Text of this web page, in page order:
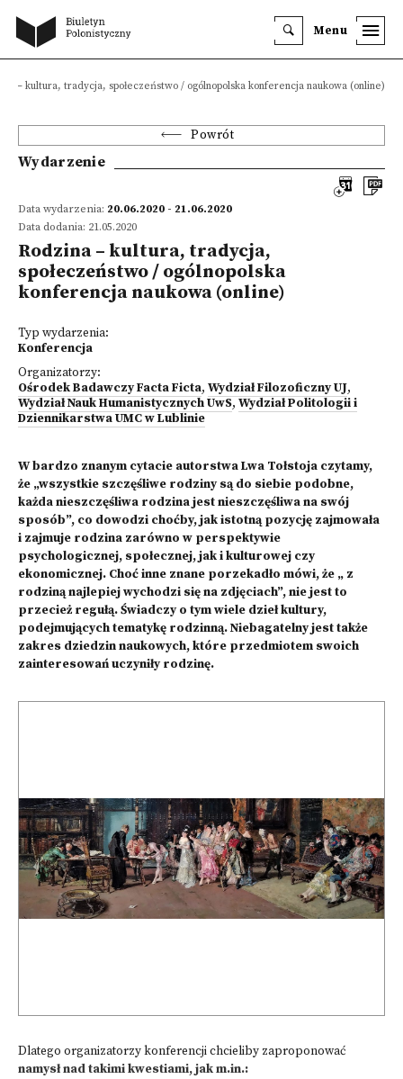
Menu
– kultura, tradycja, społeczeństwo / ogólnopolska konferencja naukowa (online)
Powrót
Wydarzenie
Data wydarzenia: 20.06.2020 - 21.06.2020
Data dodania: 21.05.2020
Rodzina – kultura, tradycja,
społeczeństwo / ogólnopolska
konferencja naukowa (online)
Typ wydarzenia:
Konferencja
Organizatorzy:
Ośrodek Badawczy Facta Ficta, Wydział Filozoficzny UJ,
Wydział Nauk Humanistycznych UwS, Wydział Politologii i
Dziennikarstwa UMC w Lublinie
W bardzo znanym cytacie autorstwa Lwa Tołstoja czytamy,
że „wszystkie szczęśliwe rodziny są do siebie podobne,
każda nieszczęśliwa rodzina jest nieszczęśliwa na swój
sposób”, co dowodzi choćby, jak istotną pozycję zajmowała
i zajmuje rodzina zarówno w perspektywie
psychologicznej, społecznej, jak i kulturowej czy
ekonomicznej. Choć inne znane porzekadło mówi, że „ z
rodziną najlepiej wychodzi się na zdjęciach”, nie jest to
przecież regułą. Świadczy o tym wiele dzieł kultury,
podejmujących tematykę rodzinną. Niebagatelny jest także
zakres dziedzin naukowych, które przedmiotem swoich
zainteresowań uczyniły rodzinę.
Dlatego organizatorzy konferencji chcieliby zaproponować
namysł nad takimi kwestiami, jak m.in.: